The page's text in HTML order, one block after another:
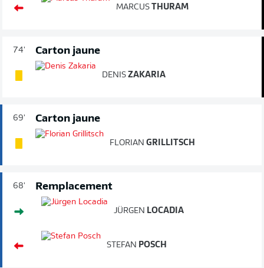
MARCUS THURAM
74' Carton jaune
DENIS ZAKARIA
69' Carton jaune
FLORIAN GRILLITSCH
68' Remplacement
JÜRGEN LOCADIA
STEFAN POSCH